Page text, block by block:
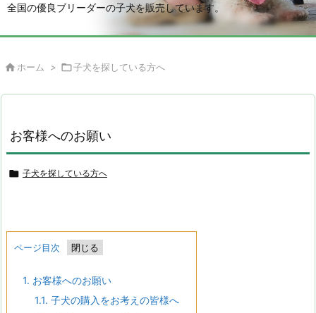
全国の優良ブリーダーの子犬を販売しています。 
サイド
次へ
 ホーム > 子犬を探している方へ
お客様へのお願い
 子犬を探している方へ
ページ目次
1. お客様へのお願い
1.1. 子犬の購入をお考えの皆様へ